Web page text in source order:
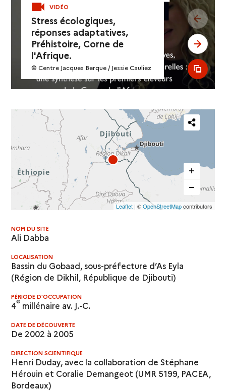
VIDÉO
Stress écologiques,
réponses adaptatives,
Préhistoire, Corne de
l'Afrique.
© Centre Jacques Berque / Jessie Cauliez
see
see
see
Partager
carte
Leaflet| ©OpenStreetMapcontributors
NOM DU SITE
Ali Dabba
LOCALISATION
Bassin du Gobaad, sous-préfecture d’As Eyla
(Région de Dikhil, République de Djibouti)
PÉRIODE D'OCCUPATION
4e millénaire av. J.-C.
DATE DE DÉCOUVERTE
De 2002 à 2005
DIRECTION SCIENTIFIQUE
Henri Duday, avec la collaboration de Stéphane
Hérouin et Coralie Demangeot (UMR 5199, PACEA,
Bordeaux)